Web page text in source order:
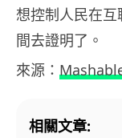
想控制人民在
間去證明了。
來源：
相關文章: